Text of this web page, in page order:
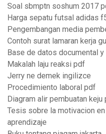
Soal sbmptn soshum 2017
Harga sepatu futsal adidas
Pengembangan media
Contoh surat lamaran kerja
Base de datos documental y
Makalah laju reaksi pdf
Jerry ne demek ingilizce
Procedimiento laboral pdf
Diagram alir pembuatan keju
Tesis sobre la motivacion
aprendizaje